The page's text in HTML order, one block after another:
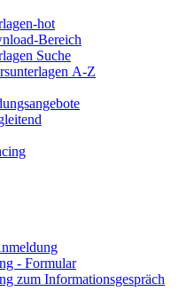
hot
Bereich
Suche
A-Z
- Formular
zum Informationsgespräch